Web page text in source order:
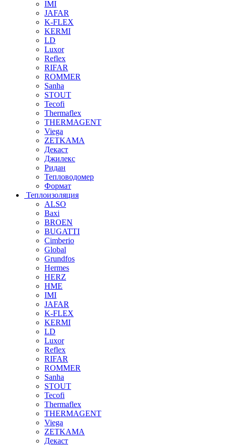
IMI
JAFAR
K-FLEX
KERMI
LD
Luxor
Reflex
RIFAR
ROMMER
Sanha
STOUT
Tecofi
Thermaflex
THERMAGENT
Viega
ZETKAMA
Декаст
Джилекс
Ридан
Тепловодомер
Формат
Теплоизоляция
ALSO
Baxi
BROEN
BUGATTI
Cimberio
Global
Grundfos
Hermes
HERZ
HME
IMI
JAFAR
K-FLEX
KERMI
LD
Luxor
Reflex
RIFAR
ROMMER
Sanha
STOUT
Tecofi
Thermaflex
THERMAGENT
Viega
ZETKAMA
Декаст